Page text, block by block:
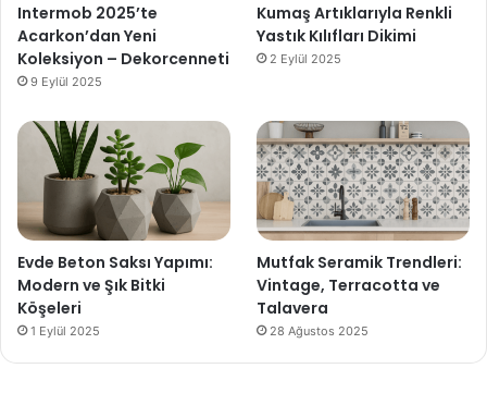
Intermob 2025’te
Acarkon’dan Yeni
Koleksiyon – Dekorcenneti
9 Eylül 2025
Kumaş Artıklarıyla Renkli
Yastık Kılıfları Dikimi
2 Eylül 2025
Evde Beton Saksı Yapımı:
Modern ve Şık Bitki
Köşeleri
1 Eylül 2025
Mutfak Seramik Trendleri:
Vintage, Terracotta ve
Talavera
28 Ağustos 2025